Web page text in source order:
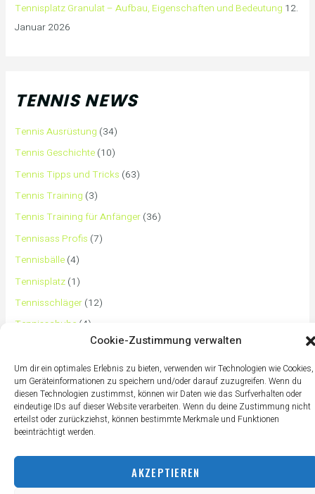
Cookie-Zustimmung verwalten
Um dir ein optimales Erlebnis zu bieten, verwenden wir Technologien wie Cookies,
um Geräteinformationen zu speichern und/oder darauf zuzugreifen. Wenn du
diesen Technologien zustimmst, können wir Daten wie das Surfverhalten oder
eindeutige IDs auf dieser Website verarbeiten. Wenn du deine Zustimmung nicht
erteilst oder zurückziehst, können bestimmte Merkmale und Funktionen
beeinträchtigt werden.
AKZEPTIEREN
Tennisplatz Granulat – Aufbau, Eigenschaften und Bedeutung 12.
Januar 2026
TENNIS NEWS
Tennis Ausrüstung (34)
Tennis Geschichte (10)
Tennis Tipps und Tricks (63)
Tennis Training (3)
Tennis Training für Anfänger (36)
Tennisass Profis (7)
Tennisbälle (4)
Tennisplatz (1)
Tennisschläger (12)
Tennisschuhe (4)
(2)
Tennisurlaub(1)